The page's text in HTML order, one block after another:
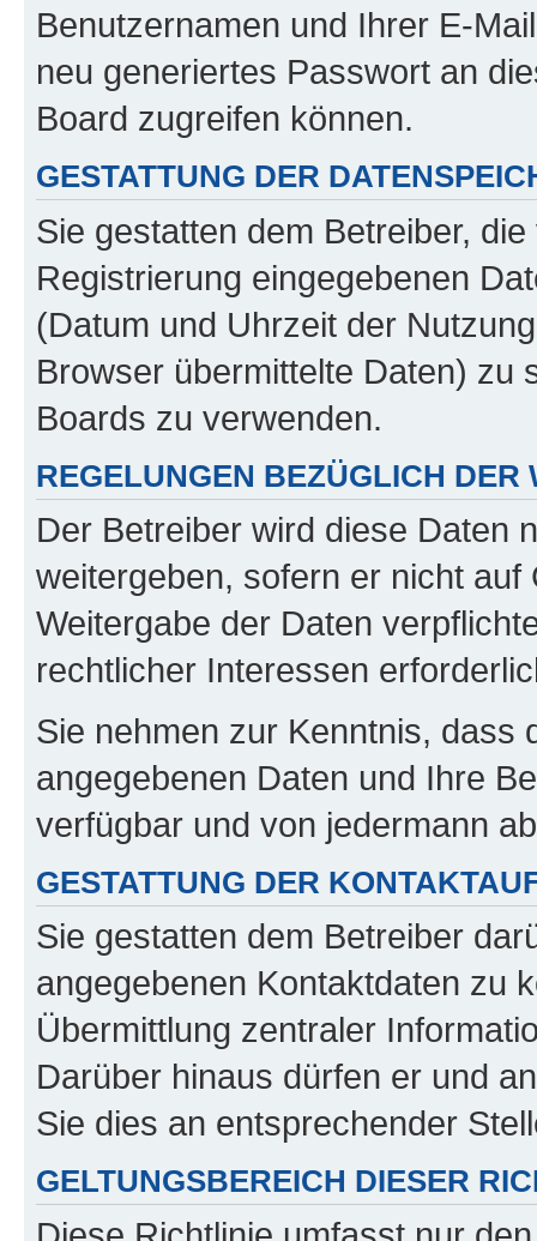
Benutzernamen und Ihrer E-
neu generiertes Passwort an
Board zugreifen können.
GESTATTUNG DER
Sie gestatten dem Betreiber,
Registrierung eingegebenen
(Datum und Uhrzeit der
Browser übermittelte Daten) zu
Boards zu verwenden.
REGELUNGEN BEZÜGLICH DER
Der Betreiber wird diese Daten
weitergeben, sofern er nicht
Weitergabe der Daten
rechtlicher Interessen
Sie nehmen zur Kenntnis, dass
angegebenen Daten und Ihre
verfügbar und von jedermann
GESTATTUNG DER
Sie gestatten dem Betreiber
angegebenen Kontaktdaten zu
Übermittlung zentraler
Darüber hinaus dürfen er und
Sie dies an entsprechender
GELTUNGSBEREICH DIESER